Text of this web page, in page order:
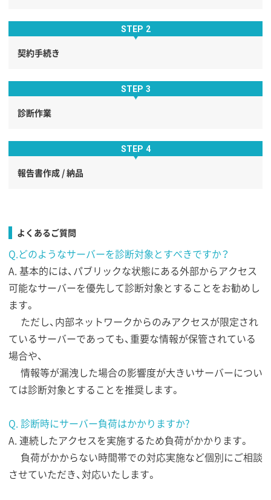
契約手続き
診断作業
報告書作成 / 納品
よくあるご質問
Q.どのようなサーバーを診断対象とすべきですか？
A. 基本的には、パブリックな状態にある外部からアクセス
可能なサーバーを優先して診断対象とすることをお勧めし
ます。
ただし、内部ネットワークからのみアクセスが限定され
ているサーバーであっても、重要な情報が保管されている
場合や、
情報等が漏洩した場合の影響度が大きいサーバーについ
ては診断対象とすることを推奨します。
Q. 診断時にサーバー負荷はかかりますか?
A. 連続したアクセスを実施するため負荷がかかります。
負荷がかからない時間帯での対応実施など個別にご相談
させていただき、対応いたします。